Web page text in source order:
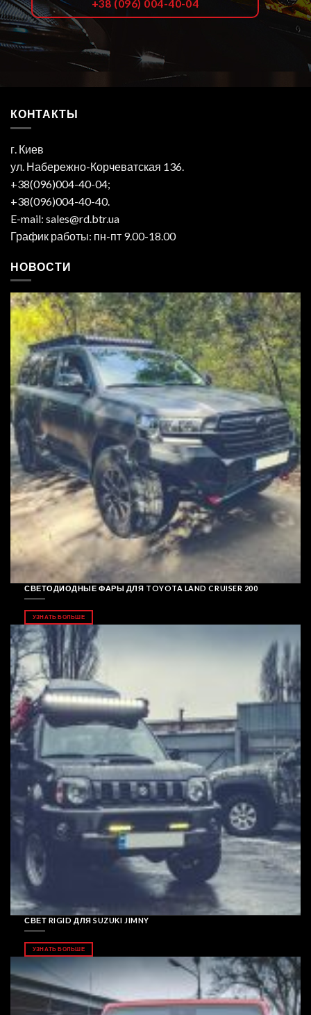
+38 (096) 004-40-04
КОНТАКТЫ
г. Киев
ул. Набережно-Корчеватская 136.
+38(096)004-40-04;
+38(096)004-40-40.
E-mail: sales@rd.btr.ua
График работы: пн-пт 9.00-18.00
НОВОСТИ
СВЕТОДИОДНЫЕ ФАРЫ ДЛЯ TOYOTA LAND CRUISER 200
УЗНАТЬ БОЛЬШЕ
СВЕТ RIGID ДЛЯ SUZUKI JIMNY
УЗНАТЬ БОЛЬШЕ